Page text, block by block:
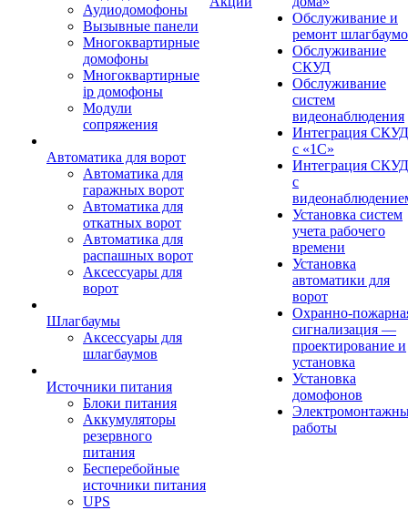
Аудиодомофоны
Вызывные панели
Многоквартирные
домофоны
Многоквартирные
ip домофоны
Модули
сопряжения
Автоматика для ворот
Автоматика для
гаражных ворот
Автоматика для
откатных ворот
Автоматика для
распашных ворот
Аксессуары для
ворот
Шлагбаумы
Аксессуары для
шлагбаумов
Источники питания
Блоки питания
Аккумуляторы
резервного
питания
Бесперебойные
источники питания
UPS
Обслуживание и
ремонт
Обслуживание
СКУД
Обслуживание
систем
видеонаблюдения
Интеграция СКУД
с «1С»
Интеграция СКУД
с
Установка систем
учета рабочего
времени
Установка
автоматики для
ворот
Охранно-
сигнализация —
проектирование и
установка
Установка
домофонов
работы